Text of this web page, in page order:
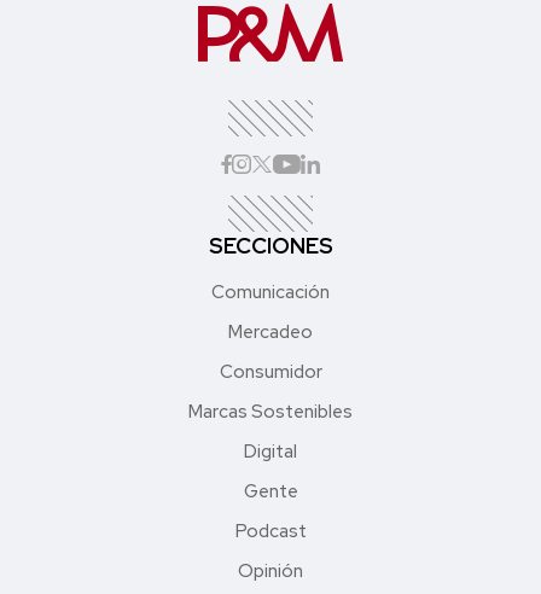
SECCIONES
Comunicación
Mercadeo
Consumidor
Marcas Sostenibles
Digital
Gente
Podcast
Opinión